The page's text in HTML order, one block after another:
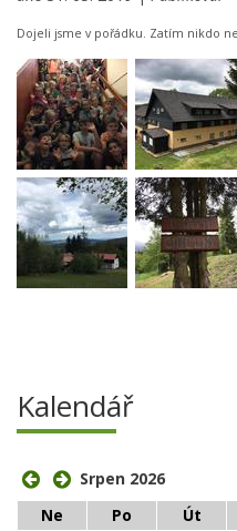
Dojeli jsme v pořádku. Zatím nikdo
Kalendář
Srpen 2026
Ne
Po Út